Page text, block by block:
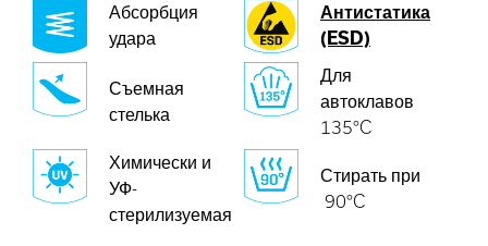
Абсорбция
удара
Антистатика
(ESD)
Съемная
стелька
Для
автоклавов
135°C
Химически и
УФ-
стерилизуемая
Стирать при
90°C